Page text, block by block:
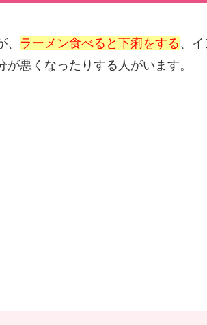
ラーメン食べると下痢をする 、
悪くなったりする人がいます。